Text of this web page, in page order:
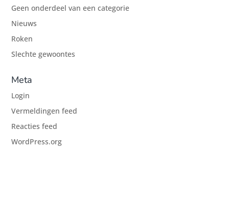
Geen onderdeel van een categorie
Nieuws
Roken
Slechte gewoontes
Meta
Login
Vermeldingen feed
Reacties feed
WordPress.org